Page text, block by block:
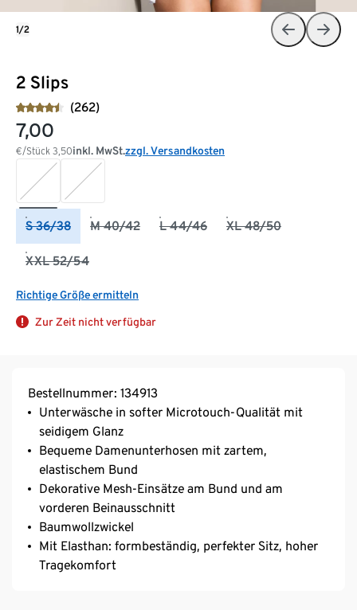
2 Slips
(262)
7,00
€/Stück 3,50inkl. MwSt.zzgl. Versandkosten
S 36/38 M 40/42 L 44/46 XL 48/50
XXL 52/54
Richtige Größe ermitteln
Zur Zeit nicht verfügbar
1/2
Bestellnummer: 134913
Unterwäsche in softer Microtouch-Qualität mit
seidigem Glanz
Bequeme Damenunterhosen mit zartem,
elastischem Bund
Dekorative Mesh-Einsätze am Bund und am
vorderen Beinausschnitt
Baumwollzwickel
Mit Elasthan: formbeständig, perfekter Sitz, hoher
Tragekomfort